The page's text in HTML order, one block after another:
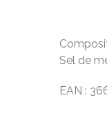
Sel de
EAN :